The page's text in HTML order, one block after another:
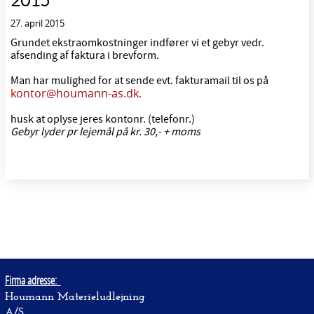
27. april 2015
Grundet ekstraomkostninger indfører vi et gebyr vedr.
afsending af faktura i brevform.
Man har mulighed for at sende evt. fakturamail til os på
kontor@houmann-as.dk.
husk at oplyse jeres kontonr. (telefonr.)
Gebyr lyder pr lejemål på kr. 30,- + moms
Firma adresse:
Houmann Materieludlejning